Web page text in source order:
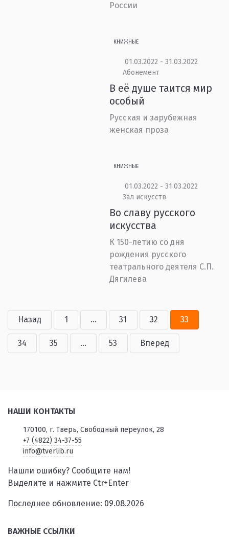
России
КНИЖНЫЕ
01.03.2022 - 31.03.2022
Абонемент
В её душе таится мир
особый
Русская и зарубежная
женская проза
КНИЖНЫЕ
01.03.2022 - 31.03.2022
Зал искусств
Во славу русского
искусства
К 150-летию со дня
рождения русского
театрального деятеля С.П.
Дягилева
Назад 1 ... 31 32 33
34 35 ... 53 Вперед
НАШИ КОНТАКТЫ
170100, г. Тверь, Свободный переулок, 28
+7 (4822) 34-37-55
info@tverlib.ru
Нашли ошибку? Сообщите нам!
Выделите и нажмите Ctr+Enter
Последнее обновление: 09.08.2026
ВАЖНЫЕ ССЫЛКИ